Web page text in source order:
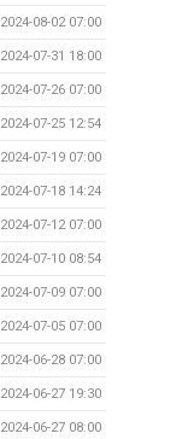
2024-08-02 07:00
2024-07-31 18:00
2024-07-26 07:00
2024-07-25 12:54
2024-07-19 07:00
2024-07-18 14:24
2024-07-12 07:00
2024-07-10 08:54
2024-07-09 07:00
2024-07-05 07:00
2024-06-28 07:00
2024-06-27 19:30
2024-06-27 08:00